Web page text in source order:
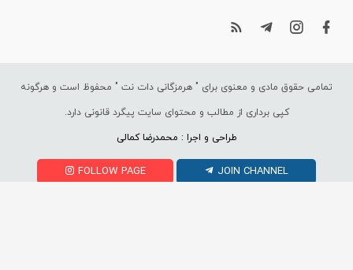
تمامی حقوق مادی و معنوی برای " هرمزگانی دات نت " محفوظ است و هرگونه
کپی برداری از مطالب و محتوای سایت پیگرد قانونی دارد.
طراحی و اجرا : محمدرضا کمالی
FOLLOW PAGE JOIN CHANNEL